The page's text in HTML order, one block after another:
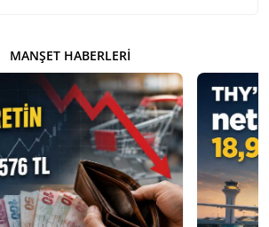
MANŞET HABERLERI